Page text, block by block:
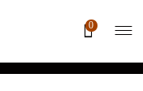
0